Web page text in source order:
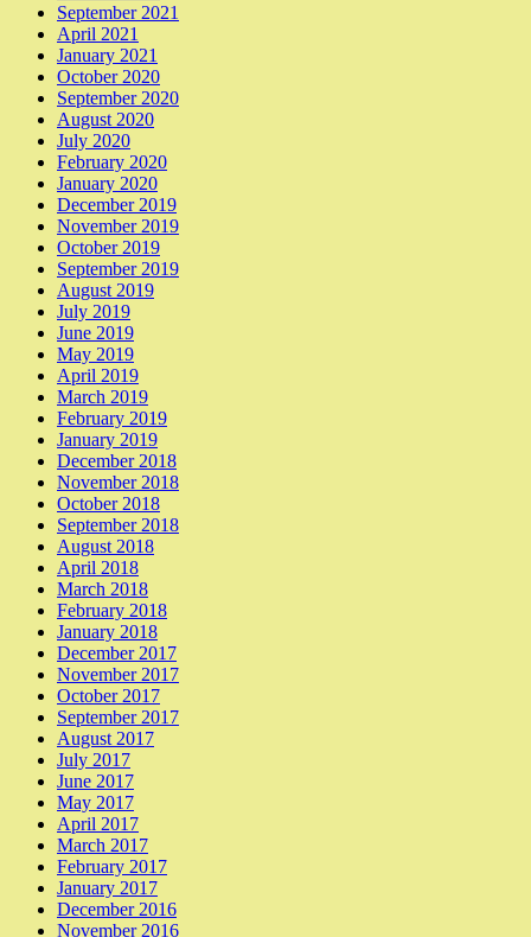
September 2021
April 2021
January 2021
October 2020
September 2020
August 2020
July 2020
February 2020
January 2020
December 2019
November 2019
October 2019
September 2019
August 2019
July 2019
June 2019
May 2019
April 2019
March 2019
February 2019
January 2019
December 2018
November 2018
October 2018
September 2018
August 2018
April 2018
March 2018
February 2018
January 2018
December 2017
November 2017
October 2017
September 2017
August 2017
July 2017
June 2017
May 2017
April 2017
March 2017
February 2017
January 2017
December 2016
November 2016